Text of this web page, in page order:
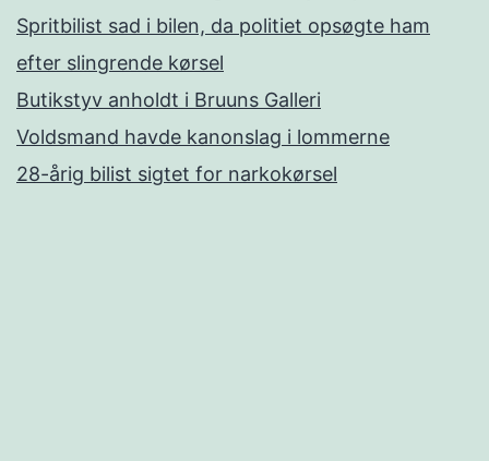
Spritbilist sad i bilen, da politiet opsøgte ham
efter slingrende kørsel
Butikstyv anholdt i Bruuns Galleri
Voldsmand havde kanonslag i lommerne
28-årig bilist sigtet for narkokørsel